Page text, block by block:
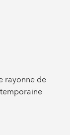
rayonne de